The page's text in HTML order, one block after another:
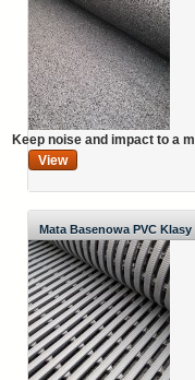
Keep noise and impact to a
View
Mata Basenowa PVC